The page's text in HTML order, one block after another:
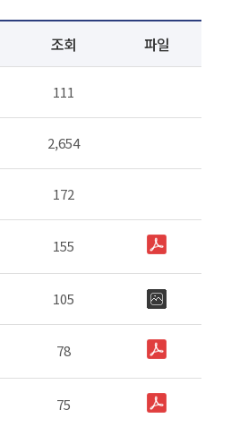
조회 파일
111
2,654
172
155
105
78
75